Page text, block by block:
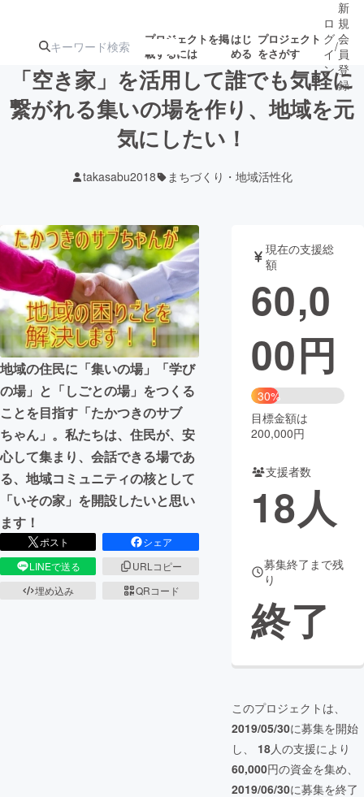
プロジェクトを掲
載するには
はじ
める
プロジェクト
をさがす
注目の新着プロ募集終了が近いプ
テクノロジー・ガジェット
映像・映画 書籍・雑誌
ビジネス・起業 チャレンジ
まちづくり・地域活性化
CAMPFIRE for Social Good
CAMPFIRE Creation
CAMPFIREふるさと納税 machi-ya コミュニティ
ロ
グ
イ
ン
/
新
規
会
員
登
録
「空き家」を活用して誰でも気軽に
繋がれる集いの場を作り、地域を元
気にしたい！
takasabu2018 まちづくり・地域活性化
地域の住民に「集いの場」「学び
の場」と「しごとの場」をつくる
ことを目指す「たかつきのサブ
ちゃん」。私たちは、住民が、安
心して集まり、会話できる場であ
る、地域コミュニティの核として
「いその家」を開設したいと思い
ます！
ポスト
シェア
LINEで送る
URLコピー
埋め込み
QRコード
現在の支援総
額
60,0
00円
30%
目標金額は
200,000円
支援者数
18人
募集終了まで残
り
終了
このプロジェクトは、
2019/05/30に募集を開始
し、 18人の支援により
60,000円の資金を集め、
2019/06/30に募集を終了